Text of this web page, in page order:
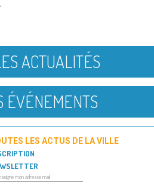
ACTUALITÉS
ÉVÉNEMENTS
LES ACTUS DE LA VILLE